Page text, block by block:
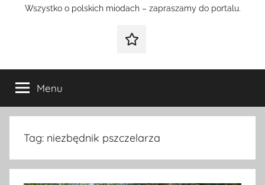
Wszystko o polskich miodach – zapraszamy do portalu.
Galeria
Menu
Tag: niezbędnik pszczelarza